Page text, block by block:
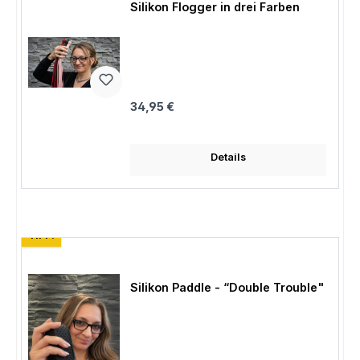
Silikon Flogger in drei Farben
Regulärer Preis:
34,95 €
Details
TIPP!
Silikon Paddle - “Double Trouble"